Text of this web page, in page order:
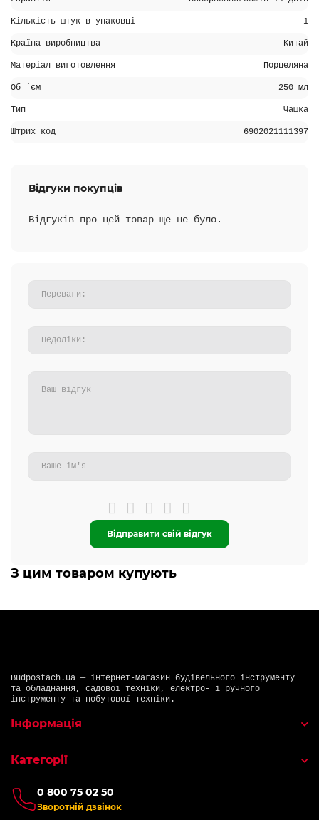
Кількість штук в упаковці 1
Країна виробництва Китай
Матеріал виготовлення Порцеляна
Об `єм 250 мл
Тип Чашка
Штрих код 6902021111397
Відгуки покупців
Відгуків про цей товар ще не було.
Відправити свій відгук
З цим товаром купують
Budpostach.ua — інтернет-магазин будівельного інструменту
та обладнання, садової техніки, електро- і ручного
інструменту та побутової техніки.
0 800 75 02 50
Зворотній дзвінок
Інформація
Категорії